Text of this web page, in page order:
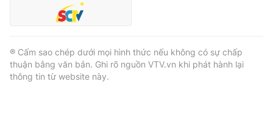
® Cấm sao chép dưới mọi hình thức nếu không có sự chấp
thuận bằng văn bản. Ghi rõ nguồn VTV.vn khi phát hành lại
thông tin từ website này.